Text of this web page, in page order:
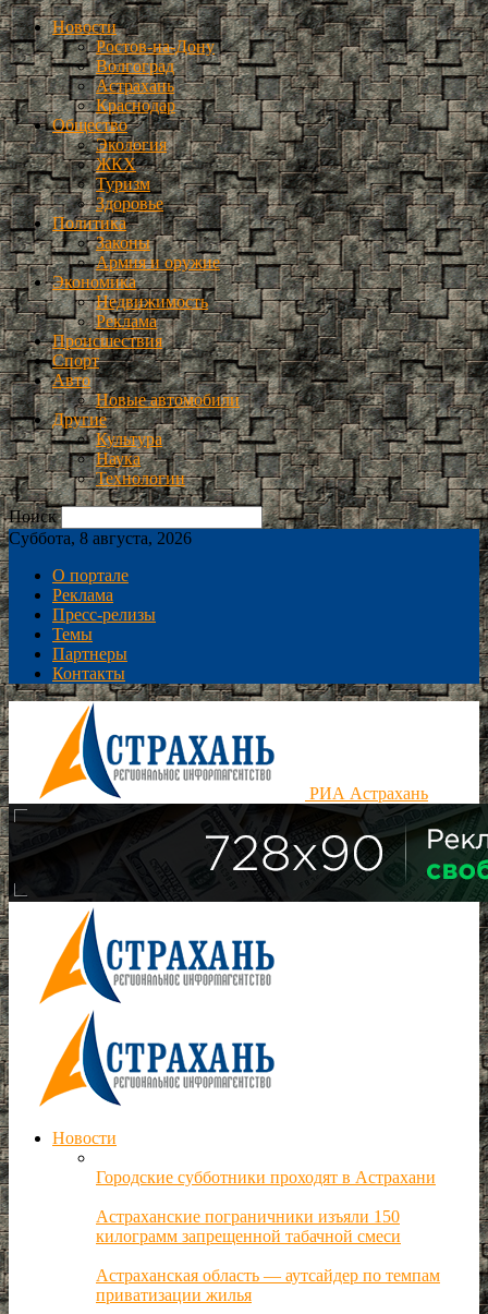
Новости
Ростов-на-Дону
Волгоград
Астрахань
Краснодар
Общество
Экология
ЖКХ
Туризм
Здоровье
Политика
Законы
Армия и оружие
Экономика
Недвижимость
Реклама
Происшествия
Спорт
Авто
Новые автомобили
Другие
Культура
Наука
Технологии
Поиск
Суббота, 8 августа, 2026
О портале
Реклама
Пресс-релизы
Темы
Партнеры
Контакты
РИА Астрахань
Новости
Городские субботники проходят в Астрахани
Астраханские пограничники изъяли 150
килограмм запрещенной табачной смеси
Астраханская область — аутсайдер по темпам
приватизации жилья